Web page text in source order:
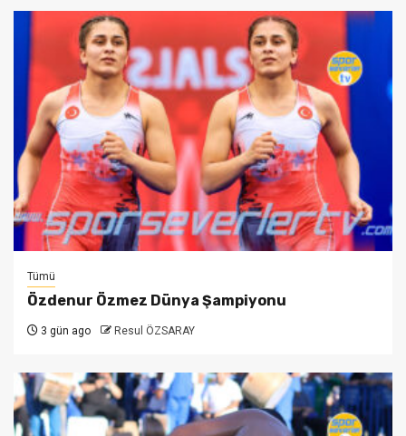
Tümü
Özdenur Özmez Dünya Şampiyonu
3 gün ago Resul ÖZSARAY